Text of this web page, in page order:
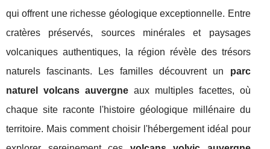
qui offrent une richesse géologique exceptionnelle. Entre
cratères préservés, sources minérales et paysages
volcaniques authentiques, la région révèle des trésors
naturels fascinants. Les familles découvrent un parc
naturel volcans auvergneaux multiples facettes, où
chaque site raconte l'histoire géologique millénaire du
territoire. Mais comment choisir l'hébergement idéal pour